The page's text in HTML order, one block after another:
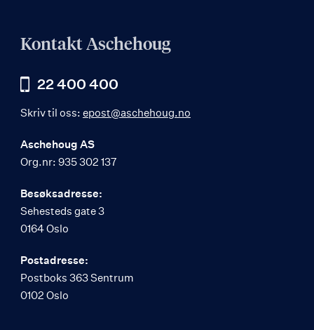
Kontakt Aschehoug
22 400 400
Skriv til oss: epost@aschehoug.no
Aschehoug AS
Org.nr: 935 302 137
Besøksadresse:
Sehesteds gate 3
0164 Oslo
Postadresse:
Postboks 363 Sentrum
0102 Oslo